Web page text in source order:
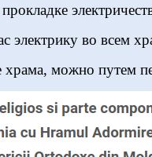
электрику во всем
можно путем